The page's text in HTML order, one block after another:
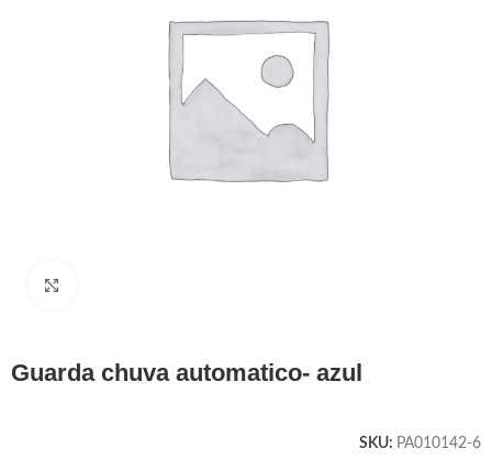
guarda chuva automatico- azul
SKU: PA010142-6